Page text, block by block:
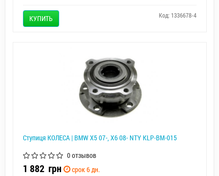
КУПИТЬ Код: 1336678-4
Ступиця КОЛЕСА | BMW X5 07-, X6 08- NTY KLP-BM-015
0 отзывов
1 882 грн
срок 6 дн.